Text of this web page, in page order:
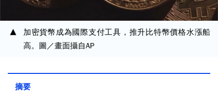
加密貨幣成為國際支付工具，推升比特幣價格水漲船
高。圖／畫面攝自AP